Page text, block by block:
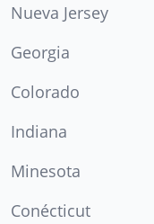
Nueva Jersey
Georgia
Colorado
Indiana
Minesota
Conécticut